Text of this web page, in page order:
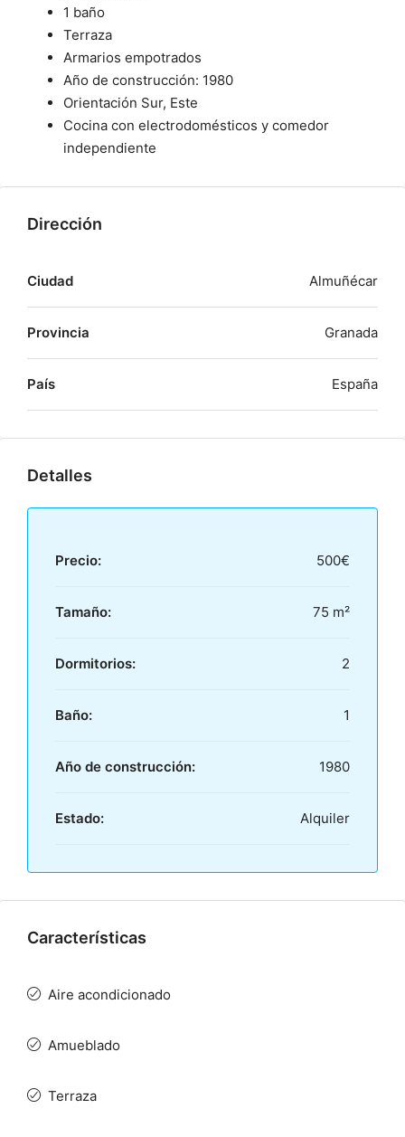
1 baño
Terraza
Armarios empotrados
Año de construcción: 1980
Orientación Sur, Este
Cocina con electrodomésticos y comedor
independiente
Dirección
Ciudad Almuñécar
Provincia Granada
País España
Detalles
Precio: 500€
Tamaño: 75 m²
Dormitorios: 2
Baño: 1
Año de construcción: 1980
Estado: Alquiler
Características
Aire acondicionado
Amueblado
Terraza